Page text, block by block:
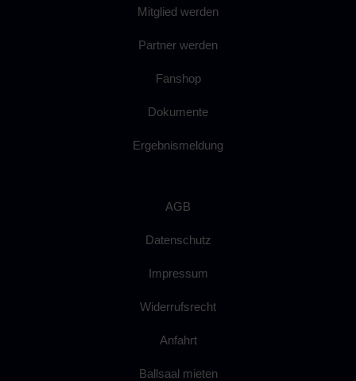
Mitglied werden
Partner werden
Fanshop
Dokumente
Ergebnismeldung
AGB
Datenschutz
Impressum
Widerrufsrecht
Anfahrt
Ballsaal mieten